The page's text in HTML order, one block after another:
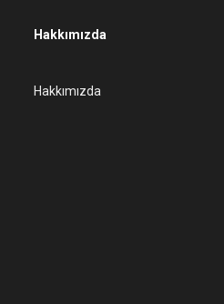
Hakkımızda
Hakkımızda